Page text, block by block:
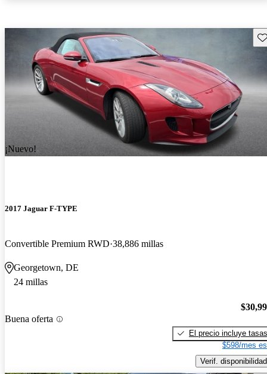
¡Nuevo!
2017 Jaguar F-TYPE
Convertible Premium RWD 38,886 millas
Georgetown, DE
24 millas
Buena oferta
El precio incluye tasas
$598/mes
Verif. disponibilidad